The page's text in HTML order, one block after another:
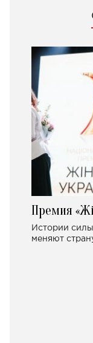
Премия
Истории
меняют